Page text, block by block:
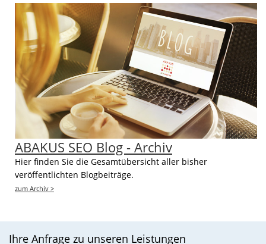
ABAKUS SEO Blog - Archiv
Hier finden Sie die Gesamtübersicht aller bisher
veröffentlichten Blogbeiträge.
zum Archiv >
Ihre Anfrage zu unseren Leistungen